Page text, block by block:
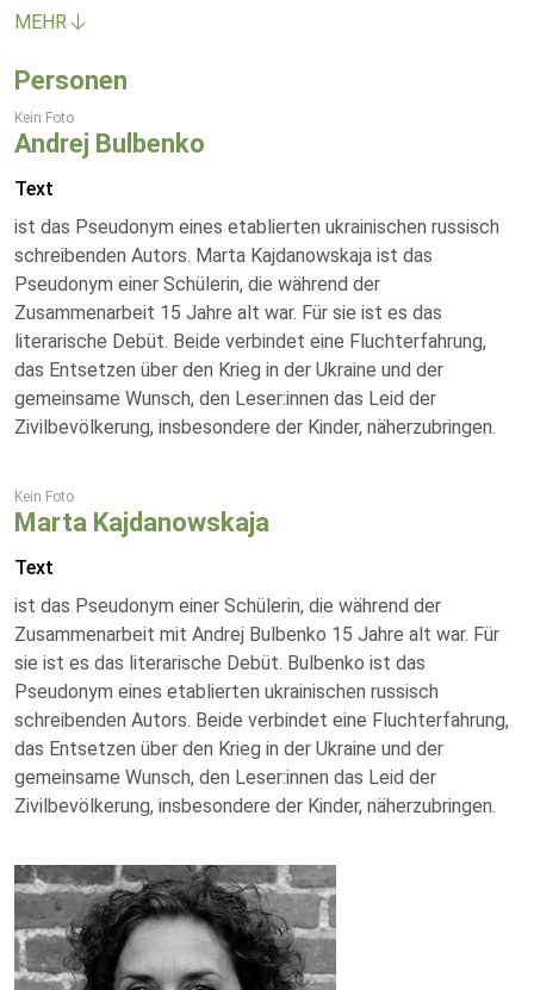
MEHR
Personen
Kein Foto
Andrej Bulbenko
Text
ist das Pseudonym eines etablierten ukrainischen russisch
schreibenden Autors. Marta Kajdanowskaja ist das
Pseudonym einer Schülerin, die während der
Zusammenarbeit 15 Jahre alt war. Für sie ist es das
literarische Debüt. Beide verbindet eine Fluchterfahrung,
das Entsetzen über den Krieg in der Ukraine und der
gemeinsame Wunsch, den Leser:innen das Leid der
Zivilbevölkerung, insbesondere der Kinder, näherzubringen.
Kein Foto
Marta Kajdanowskaja
Text
ist das Pseudonym einer Schülerin, die während der
Zusammenarbeit mit Andrej Bulbenko 15 Jahre alt war. Für
sie ist es das literarische Debüt. Bulbenko ist das
Pseudonym eines etablierten ukrainischen russisch
schreibenden Autors. Beide verbindet eine Fluchterfahrung,
das Entsetzen über den Krieg in der Ukraine und der
gemeinsame Wunsch, den Leser:innen das Leid der
Zivilbevölkerung, insbesondere der Kinder, näherzubringen.